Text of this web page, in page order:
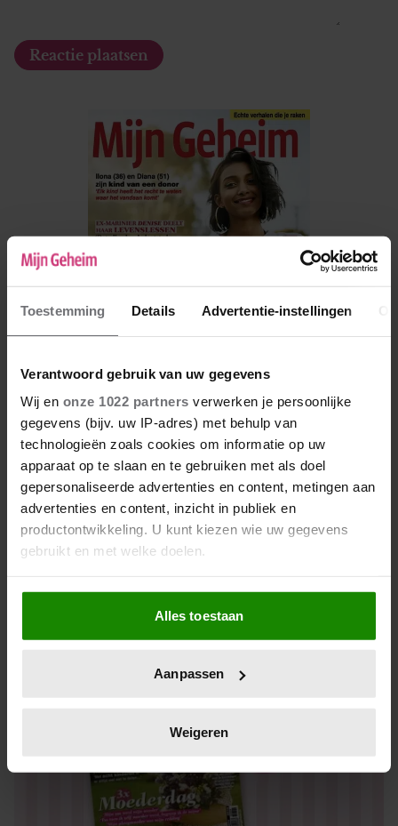
Toestemming Details Advertentie-instellingen
Verantwoord gebruik van uw gegevens
Wij en onze 1022 partners verwerken je persoonlijke
gegevens (bijv. uw IP-adres) met behulp van
technologieën zoals cookies om informatie op uw
apparaat op te slaan en te gebruiken met als doel
gepersonaliseerde advertenties en content, metingen aan
advertenties en content, inzicht in publiek en
productontwikkeling. U kunt kiezen wie uw gegevens
gebruikt en met welke doelen.
Als u het toestaat, willen we ook graag:
Informatie verzamelen over uw geografische locatie,
die tot een paar meter nauwkeurig kan zijn
op specifieke eigenschappen (fingerprinting)
verwerkt en stel uw voorkeuren in het
intrekken in de Cookieverklaring.
We gebruiken cookies om content en advertenties te
Alles toestaan
Aanpassen
Weigeren
De nieuwe Mijn Geheim ligt nu in de winkel
Abonneren
Digitaal lezen
Los kopen